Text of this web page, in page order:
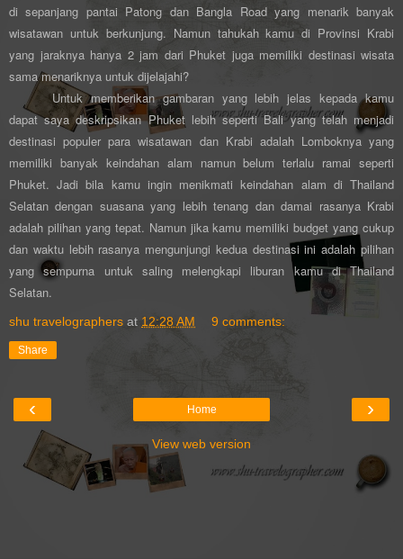
di sepanjang pantai Patong dan Bangla Road yang menarik banyak
wisatawan untuk berkunjung. Namun tahukah kamu di Provinsi Krabi
yang jaraknya hanya 2 jam dari Phuket juga memiliki destinasi wisata
sama menariknya untuk dijelajahi?
Untuk memberikan gambaran yang lebih jelas kepada kamu
dapat saya deskripsikan Phuket lebih seperti Bali yang telah menjadi
destinasi populer para wisatawan dan Krabi adalah Lomboknya yang
memiliki banyak keindahan alam namun belum terlalu ramai seperti
Phuket. Jadi bila kamu ingin menikmati keindahan alam di Thailand
Selatan dengan suasana yang lebih tenang dan damai rasanya Krabi
adalah pilihan yang tepat. Namun jika kamu memiliki budget yang cukup
dan waktu lebih rasanya mengunjungi kedua destinasi ini adalah pilihan
yang sempurna untuk saling melengkapi liburan kamu di Thailand
Selatan.
shu travelographers at 12:28 AM 9 comments:
Share
‹ ›
Home
View web version